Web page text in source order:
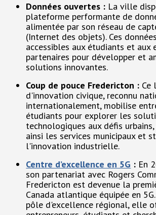
Données ouvertes : La ville
plateforme performante de
alimentée par son réseau de
(Internet des objets). Ces
accessibles aux étudiants et aux
partenaires pour développer et
solutions innovantes.
Coup de pouce Fredericton : Ce
d'innovation civique, reconnu
internationalement, mobilise
étudiants pour explorer les
technologiques aux défis
ainsi les services municipaux et
l'innovation industrielle.
Centre d’excellence en 5G : En
son partenariat avec Rogers
Fredericton est devenue la
Canada atlantique équipée en
pôle d'excellence régional, elle